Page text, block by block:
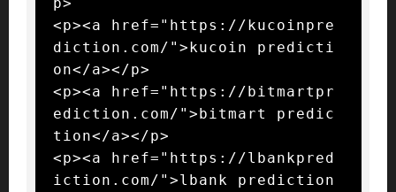
<p><a href="https://kucoinpre
diction.com/">kucoin predicti
on</a></p>
<p><a href="https://bitmartpr
ediction.com/">bitmart predic
tion</a></p>
<p><a href="https://lbankpred
iction.com/">lbank prediction